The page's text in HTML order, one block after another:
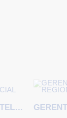
ESPECIALISTA EN INTELIGENCIA ARTIFICIAL